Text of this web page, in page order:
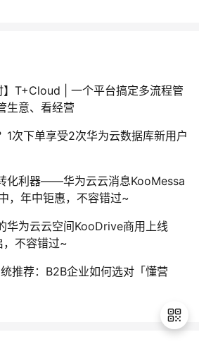
】T+Cloud | 一个平台搞定多流程管
生意、看经营
1次下单享受2次华为云数据库新用户
化利器——华为云云消息KooMessa
，年中钜惠，不容错过~
华为云云空间KooDrive商用上线
，不容错过~
推荐：B2B企业如何选对「懂营